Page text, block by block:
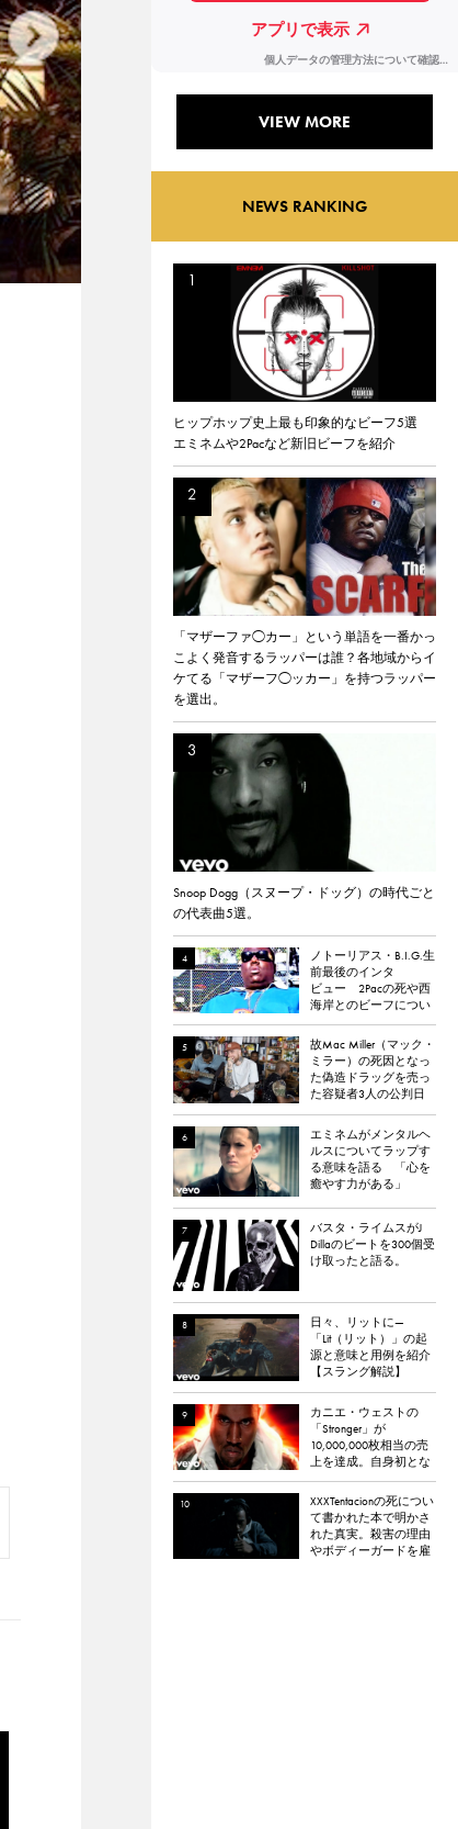
VIEW MORE
NEWS RANKING
ヒップホップ史上最も印象的なビーフ5選
エミネムや2Pacなど新旧ビーフを紹介
「マザーファ◯カー」という単語を一番かっ
こよく発音するラッパーは誰？各地域からイ
ケてる「マザーフ◯ッカー」を持つラッパー
を選出。
Snoop Dogg（スヌープ・ドッグ）の時代ごと
の代表曲5選。
ノトーリアス・B.I.G.生
前最後のインタ
ビュー 2Pacの死や西
海岸とのビーフについ
て語る
故Mac Miller（マック・
ミラー）の死因となっ
た偽造ドラッグを売っ
た容疑者3人の公判日
エミネムがメンタルヘ
ルスについてラップす
る意味を語る 「心を
癒やす力がある」
バスタ・ライムスがJ
Dillaのビートを300個受
け取ったと語る。
日々、リットに—
「Lit（リット）」の起
源と意味と用例を紹介
【スラング解説】
カニエ・ウェストの
「Stronger」が
10,000,000枚相当の売
上を達成。自身初とな
XXXTentacionの死につい
て書かれた本で明かさ
れた真実。殺害の理由
やボディーガードを雇